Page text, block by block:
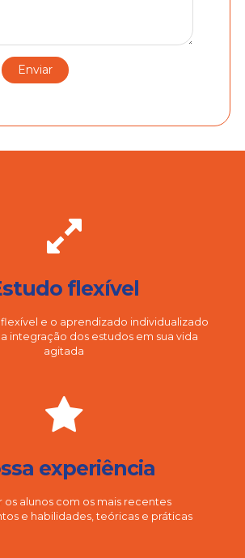
flexível
e o aprendizado individualizado
integração dos estudos em sua vida
agitada
experiência
os alunos com os mais recentes
e habilidades, teóricas e práticas